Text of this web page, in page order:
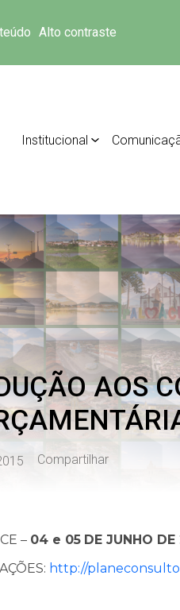
Alto contraste
Institucional
AOS
Compartilhar
– 04 e 05 DE JUNHO DE
http://